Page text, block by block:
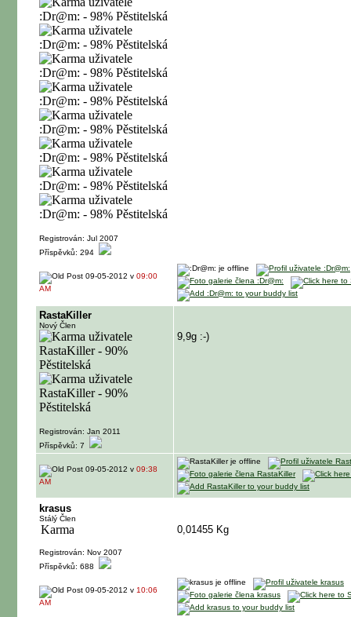
Registrován: Jul 2007
Příspěvků: 294
09-05-2012 v 09:00
AM
RastaKiller
Nový Člen
Registrován: Jan 2011
Příspěvků: 7
9,9g :-)
09-05-2012 v 09:38
AM
krasus
Stálý Člen
Registrován: Nov 2007
Příspěvků: 688
0,01455 Kg
09-05-2012 v 10:06
AM